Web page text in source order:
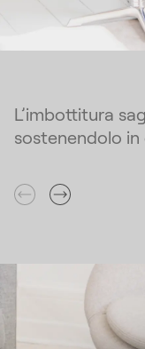
L’imbottitura
sostenendolo in